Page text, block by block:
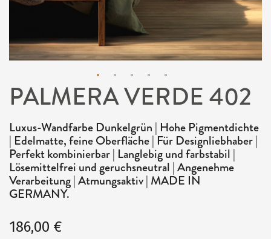
Zum
der
Bildergalerie
springen
PALMERA VERDE 402
Luxus-Wandfarbe Dunkelgrün | Hohe Pigmentdichte
| Edelmatte, feine Oberfläche | Für Designliebhaber |
Perfekt kombinierbar | Langlebig und farbstabil |
Lösemittelfrei und geruchsneutral | Angenehme
Verarbeitung | Atmungsaktiv | MADE IN
GERMANY.
186,00 €